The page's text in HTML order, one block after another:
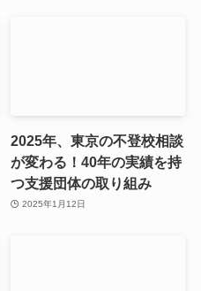
2025年、東京の不登校相談
が変わる！40年の実績を持
つ支援団体の取り組み
2025年1月12日